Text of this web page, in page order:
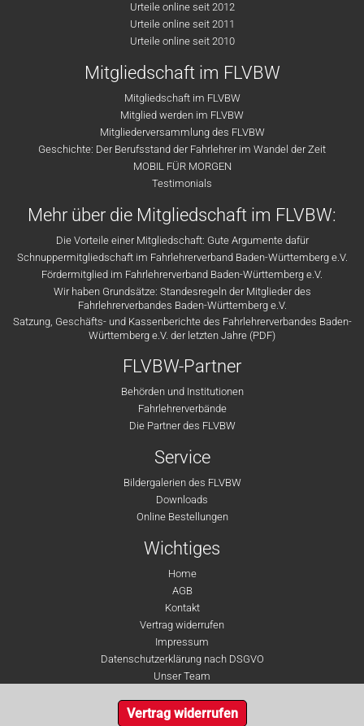
Urteile online seit 2012
Urteile online seit 2011
Urteile online seit 2010
Mitgliedschaft im FLVBW
Mitgliedschaft im FLVBW
Mitglied werden im FLVBW
Mitgliederversammlung des FLVBW
Geschichte: Der Berufsstand der Fahrlehrer im Wandel der Zeit
MOBIL FÜR MORGEN
Testimonials
Mehr über die Mitgliedschaft im FLVBW:
Die Vorteile einer Mitgliedschaft: Gute Argumente dafür
Schnuppermitgliedschaft im Fahrlehrerverband Baden-Württemberg e.V.
Fördermitglied im Fahrlehrerverband Baden-Württemberg e.V.
Wir haben Grundsätze: Standesregeln der Mitglieder des
Fahrlehrerverbandes Baden-Württemberg e.V.
Satzung, Geschäfts- und Kassenberichte des Fahrlehrerverbandes Baden-
Württemberg e.V. der letzten Jahre (PDF)
FLVBW-Partner
Behörden und Institutionen
Fahrlehrerverbände
Die Partner des FLVBW
Service
Bildergalerien des FLVBW
Downloads
Online Bestellungen
Wichtiges
Home
AGB
Kontakt
Vertrag widerrufen
Impressum
Datenschutzerklärung nach DSGVO
Unser Team
Vertrag widerrufen